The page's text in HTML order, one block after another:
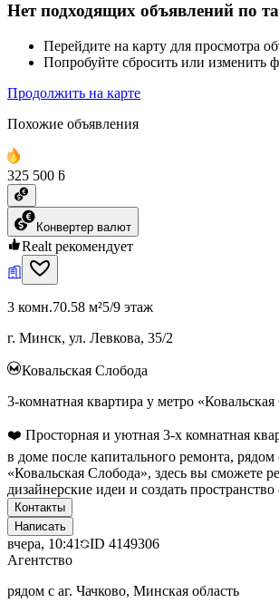
Нет подходящих объявлений по
Перейдите на карту для просмотра
Попробуйте сбросить или изменить
Продолжить на карте
Похожие объявления
325 500 ƃ
Конвертер валют
Realt рекомендует
3 комн.70.58 м²5/9 этаж
г. Минск, ул. Левкова, 35/2
Ковальская Слобода
3-комнатная квартира у метро
❤️ Просторная и уютная 3-х комнатная
в доме после капитального ремонта, рядом
«Ковальская Слобода», здесь вы сможете
дизайнерские идеи и создать
Контакты
Написать
вчера, 10:41 ID 4149306
Агентство
рядом с аг. Чачково, Минская область